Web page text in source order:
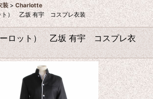
装 > Charlotte
ト） 乙坂 有宇 コスプレ衣装
ロット） 乙坂 有宇 コスプレ衣